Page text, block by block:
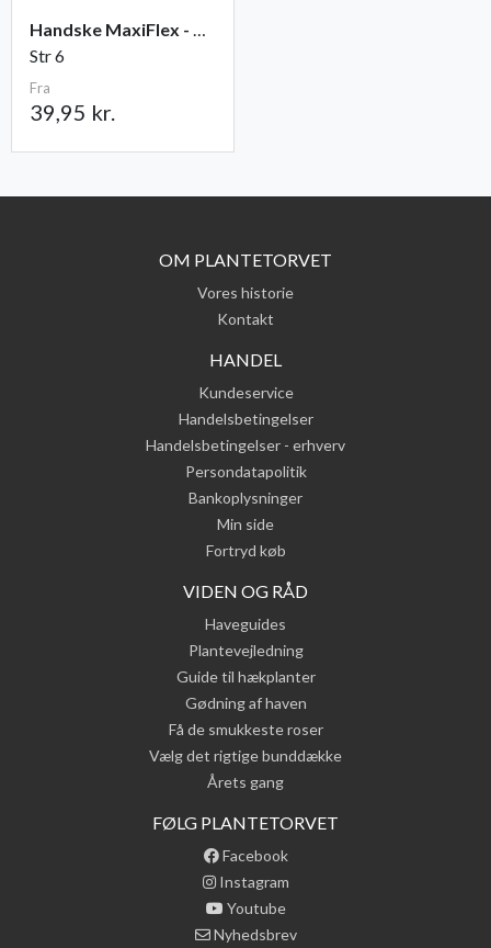
Handske MaxiFlex - Ultimate
Str 6
Fra
39,95 kr.
OM PLANTETORVET
Vores historie
Kontakt
HANDEL
Kundeservice
Handelsbetingelser
Handelsbetingelser - erhverv
Persondatapolitik
Bankoplysninger
Min side
Fortryd køb
VIDEN OG RÅD
Haveguides
Plantevejledning
Guide til hækplanter
Gødning af haven
Få de smukkeste roser
Vælg det rigtige bunddække
Årets gang
FØLG PLANTETORVET
Facebook
Instagram
Youtube
Nyhedsbrev